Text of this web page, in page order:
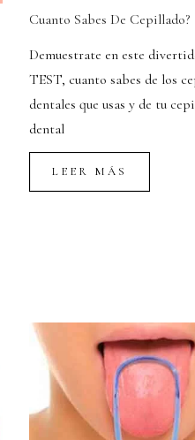
Cuanto Sabes De Cepillado?
Demuestrate en este
TEST, cuanto sabes de los
dentales que usas y de tu
dental
LEER MÁS